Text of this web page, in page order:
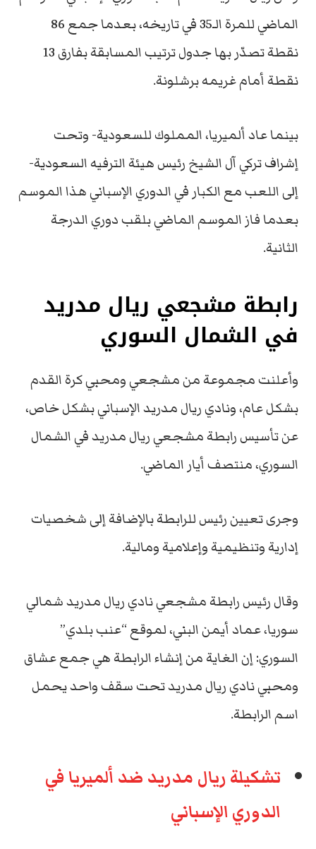
الماضي للمرة الـ35 في تاريخه، بعدما جمع 86
نقطة تصدّر بها جدول ترتيب المسابقة بفارق 13
نقطة أمام غريمه برشلونة.
بينما عاد ألميريا، المملوك للسعودية- وتحت
إشراف تركي آل الشيخ رئيس هيئة الترفيه السعودية-
إلى اللعب مع الكبار في الدوري الإسباني هذا الموسم
بعدما فاز الموسم الماضي بلقب دوري الدرجة
الثانية.
رابطة مشجعي ريال مدريد
في الشمال السوري
وأعلنت مجموعة من مشجعي ومحبي كرة القدم
بشكل عام، ونادي ريال مدريد الإسباني بشكل خاص،
عن تأسيس رابطة مشجعي ريال مدريد في الشمال
السوري، منتصف أيار الماضي.
وجرى تعيين رئيس للرابطة بالإضافة إلى شخصيات
إدارية وتنظيمية وإعلامية ومالية.
وقال رئيس رابطة مشجعي نادي ريال مدريد شمالي
سوريا، عماد أيمن البني، لموقع “عنب بلدي”
السوري: إن الغاية من إنشاء الرابطة هي جمع عشاق
ومحبي نادي ريال مدريد تحت سقف واحد يحمل
اسم الرابطة.
تشكيلة ريال مدريد ضد ألميريا في
الدوري الإسباني